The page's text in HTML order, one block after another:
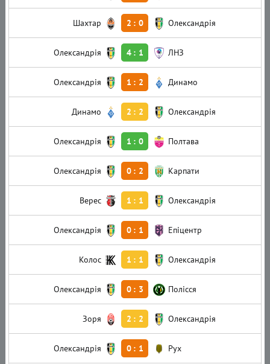
Шахтар 2 : 0 Олександрія
Олександрія 4 : 1 ЛНЗ
Олександрія 1 : 2 Динамо
Динамо 2 : 2 Олександрія
Олександрія 1 : 0 Полтава
Олександрія 0 : 2 Карпати
Верес 1 : 1 Олександрія
Олександрія 0 : 1 Епіцентр
Колос 1 : 1 Олександрія
Олександрія 0 : 3 Полісся
Зоря 2 : 2 Олександрія
Олександрія 0 : 1 Рух